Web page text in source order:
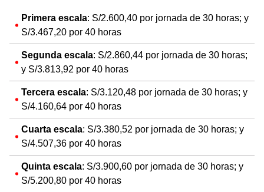
Primera escala: S/2.600,40 por jornada de 30 horas; y
S/3.467,20 por 40 horas
Segunda escala: S/2.860,44 por jornada de 30 horas;
y S/3.813,92 por 40 horas
Tercera escala: S/3.120,48 por jornada de 30 horas; y
S/4.160,64 por 40 horas
Cuarta escala: S/3.380,52 por jornada de 30 horas; y
S/4.507,36 por 40 horas
Quinta escala: S/3.900,60 por jornada de 30 horas; y
S/5.200,80 por 40 horas